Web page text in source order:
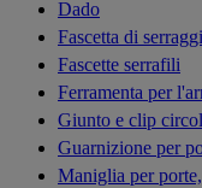
Dado
Fascetta di
Fascette serrafili
Ferramenta per
Giunto e clip
Guarnizione per
Maniglia per